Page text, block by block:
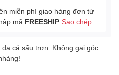
miễn phí giao hàng đơn từ
mã FREESHIP Sao chép
cá sấu trơn. Không gai góc